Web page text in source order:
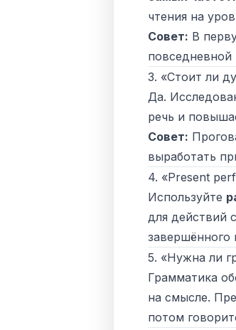
чтения на
Совет: В
повседневной
3. «Стоит ли
Да.
речь и
Совет:
выработать
4. «Present
Используйте
для действий
завершённого
5. «Нужна ли
Грамматика
на смысле.
потом